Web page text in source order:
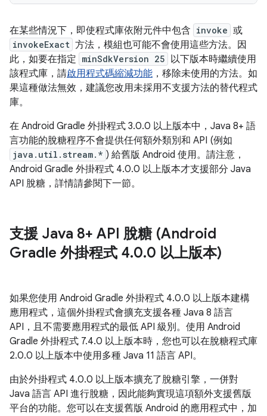
在某些情況下，即使程式庫依附元件中包含 invoke 或
invokeExact 方法，模組也可能不會使用這些方法。因
此，如要在指定 minSdkVersion 25 以下版本時繼續使用
該程式庫，請啟用程式碼縮減功能 ，移除未使用的方法。如
果這種做法無效，建議您改用未採用不支援方法的替代程式
庫。
在 Android Gradle 外掛程式 3.0.0 以上版本中，Java 8+ 語
言功能的脫糖程序不會提供任何額外類別和 API (例如
java.util.stream.* ) 給舊版 Android 使用。請注意，
Android Gradle 外掛程式 4.0.0 以上版本才支援部分 Java
API 脫糖，詳情請參閱下一節。
支援 Java 8+ API 脫糖 (Android
Gradle 外掛程式 4.0.0 以上版本)
如果您使用 Android Gradle 外掛程式 4.0.0 以上版本建構
應用程式，這個外掛程式會擴充支援各種 Java 8 語言
API，且不需要應用程式的最低 API 級別。使用 Android
Gradle 外掛程式 7.4.0 以上版本時，您也可以在脫糖程式庫
2.0.0 以上版本中使用多種 Java 11 語言 API。
由於外掛程式 4.0.0 以上版本擴充了脫糖引擎，一併對
Java 語言 API 進行脫糖，因此能夠實現這項額外支援舊版
平台的功能。您可以在支援舊版 Android 的應用程式中，加